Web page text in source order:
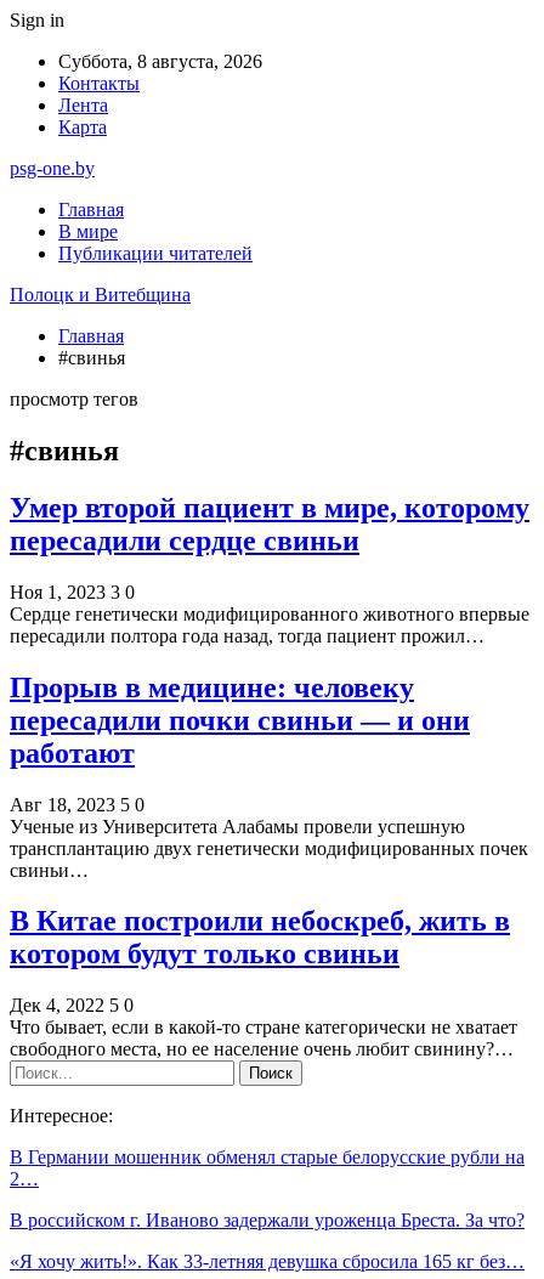
Sign in
Суббота, 8 августа, 2026
Контакты
Лента
Карта
psg-one.by
Главная
В мире
Публикации читателей
Полоцк и Витебщина
Главная
#свинья
просмотр тегов
#свинья
Умер второй пациент в мире, которому
пересадили сердце свиньи
Ноя 1, 2023 3 0
Сердце генетически модифицированного животного впервые
пересадили полтора года назад, тогда пациент прожил…
Прорыв в медицине: человеку
пересадили почки свиньи — и они
работают
Авг 18, 2023 5 0
Ученые из Университета Алабамы провели успешную
трансплантацию двух генетически модифицированных почек
свиньи…
В Китае построили небоскреб, жить в
котором будут только свиньи
Дек 4, 2022 5 0
Что бывает, если в какой-то стране категорически не хватает
свободного места, но ее население очень любит свинину?…
Интересное:
В Германии мошенник обменял старые белорусские рубли на
2…
В российском г. Иваново задержали уроженца Бреста. За что?
«Я хочу жить!». Как 33-летняя девушка сбросила 165 кг без…